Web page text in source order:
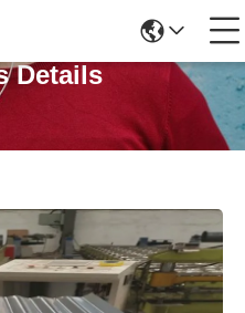
Details